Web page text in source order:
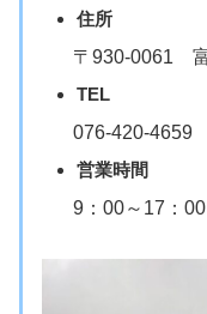
住所
〒930-0061
TEL
076-420-4659
営業時間
9：00～17：00